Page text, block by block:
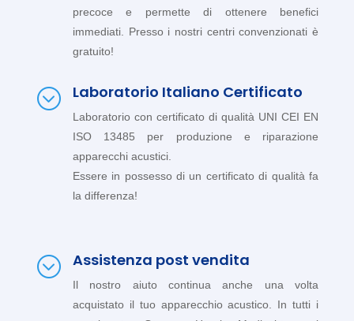
precoce e permette di ottenere benefici
immediati. Presso i nostri centri convenzionati è
gratuito!
; Laboratorio Italiano Certificato
Laboratorio con certificato di qualità UNI CEI EN
ISO 13485 per produzione e riparazione
apparecchi acustici.
Essere in possesso di un certificato di qualità fa
la differenza!
; Assistenza post vendita
Il nostro aiuto continua anche una volta
acquistato il tuo apparecchio acustico. In tutti i